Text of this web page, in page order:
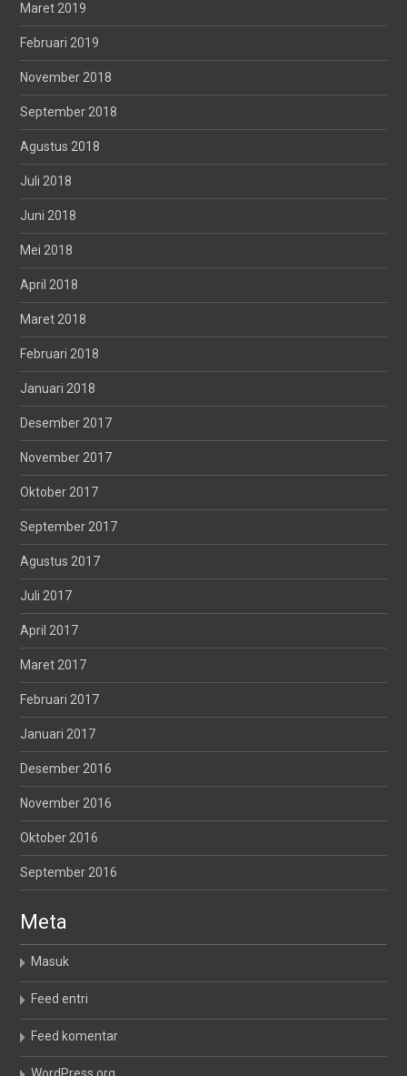
Maret 2019
Februari 2019
November 2018
September 2018
Agustus 2018
Juli 2018
Juni 2018
Mei 2018
April 2018
Maret 2018
Februari 2018
Januari 2018
Desember 2017
November 2017
Oktober 2017
September 2017
Agustus 2017
Juli 2017
April 2017
Maret 2017
Februari 2017
Januari 2017
Desember 2016
November 2016
Oktober 2016
September 2016
Meta
Masuk
Feed entri
Feed komentar